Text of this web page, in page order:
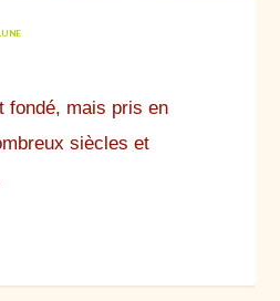
fondé, mais pris en
siècles et